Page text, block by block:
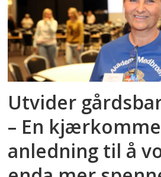
Utvider
– En
anledning til å